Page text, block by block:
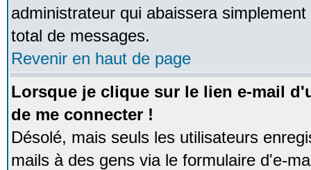
administrateur qui abaissera
total de messages.
Revenir en haut de page
Lorsque je clique sur le lien e-mail
de me connecter !
Désolé, mais seuls les utilisateurs
mails à des gens via le formulaire d'e-